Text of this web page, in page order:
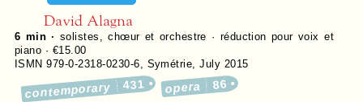
David Alagna
6 min · solistes, chœur et orchestre · réduction pour voix et
piano · €15.00
ISMN 979-0-2318-0230-6, Symétrie,July 2015
contemporary 431 opera 86